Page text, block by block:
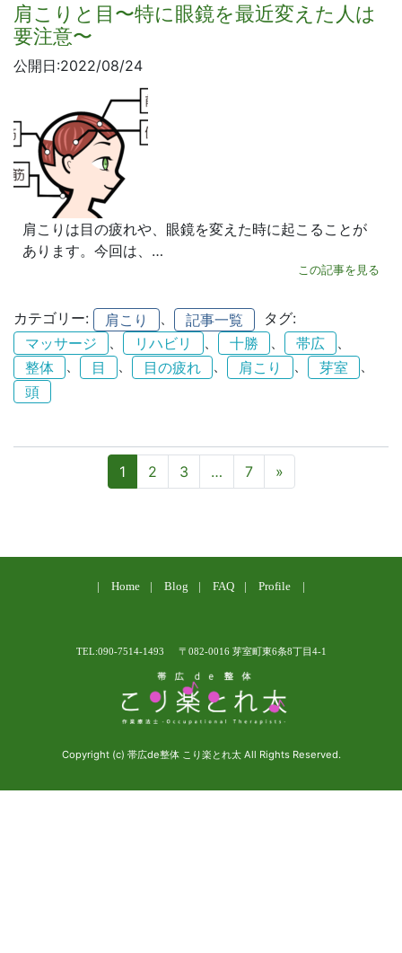
肩こりと目〜特に眼鏡を最近変えた人は
要注意〜
公開日:2022/08/24
肩こりは目の疲れや、眼鏡を変えた時に起こることが
あります。今回は、…
この記事を見る
カテゴリー: 肩こり 記事一覧
タグ:
マッサージ
リハビリ 十勝 帯広
整体
、 目 、 目の疲れ 、 肩こり 、 芽室
、
頭
投稿ナビゲーション
1 2 3 … 7 »
Home Blog FAQ Profile
TEL:090-7514-1493 〒082-0016 芽室町東6条8丁目4-1
Copyright (c) 帯広de整体 こり楽とれ太 All Rights Reserved.